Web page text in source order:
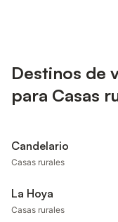
Destinos de
para Casas
Candelario
Casas rurales
La Hoya
Casas rurales